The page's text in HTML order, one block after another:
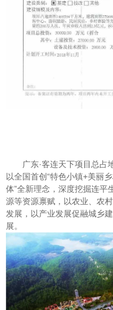
广东·客连天下项目总占
以全国首创“特色小镇+美丽
体”全新理念，深度挖掘连平
源等资源禀赋，以农业、农
发展，以产业发展促融城乡
展。